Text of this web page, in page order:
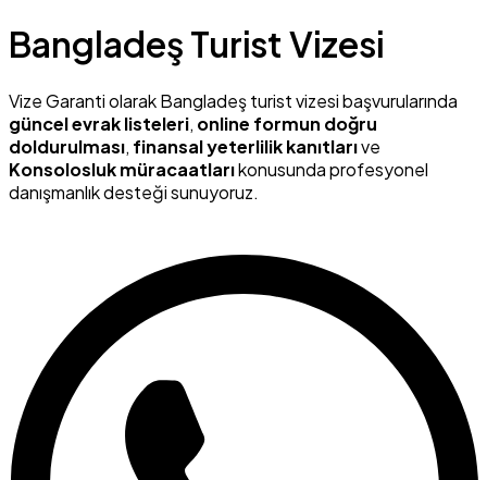
Bangladeş Turist Vizesi
Vize Garanti olarak Bangladeş turist vizesi başvurularında
güncel evrak listeleri, online formun doğru
doldurulması, finansal yeterlilik kanıtlarıve
Konsolosluk müracaatlarıkonusunda profesyonel
danışmanlık desteği sunuyoruz.